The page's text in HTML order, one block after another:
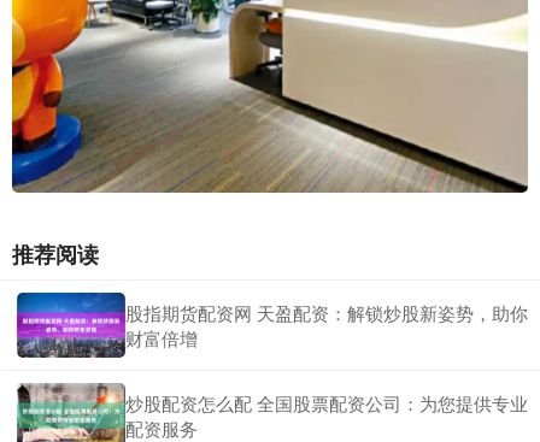
推荐阅读
股指期货配资网 天盈配资：解锁炒股新姿势，助你
财富倍增
炒股配资怎么配 全国股票配资公司：为您提供专业
配资服务